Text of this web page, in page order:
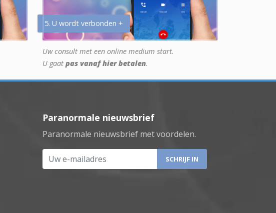
5. U wordt verbonden +
Uw consult met een online medium start.
U gaat pas vanaf hier betalen.
Paranormale nieuwsbrief
Paranormale nieuwsbrief met voordelen.
Uw e-mailadres